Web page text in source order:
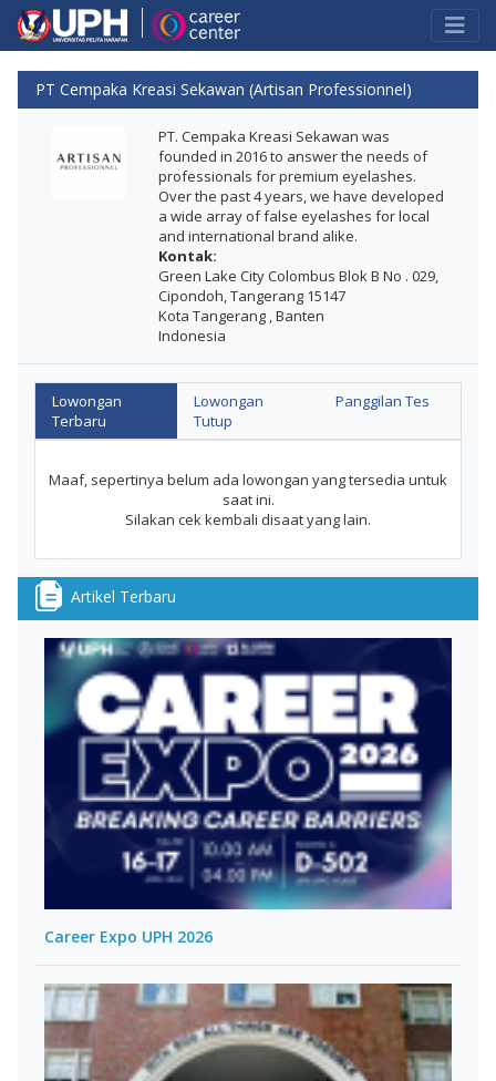
PT Cempaka Kreasi Sekawan (Artisan Professionnel)
PT. Cempaka Kreasi Sekawan was
founded in 2016 to answer the needs of
professionals for premium eyelashes.
Over the past 4 years, we have developed
a wide array of false eyelashes for local
and international brand alike.
Kontak:
Green Lake City Colombus Blok B No . 029,
Cipondoh, Tangerang 15147
Kota Tangerang , Banten
Indonesia
Lowongan
Terbaru
Lowongan
Tutup
Panggilan Tes
Maaf, sepertinya belum ada lowongan yang tersedia untuk
saat ini.
Silakan cek kembali disaat yang lain.
Artikel Terbaru
Career Expo UPH 2026